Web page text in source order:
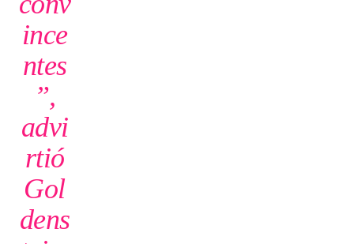
ince
ntes
”,
advi
rtió
Gol
dens